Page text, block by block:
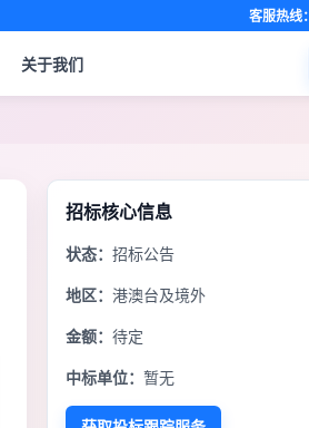
客服热线
关于我们
招标核心信息
状态： 招标公告
地区： 港澳台及境外
金额： 待定
中标单位： 暂无